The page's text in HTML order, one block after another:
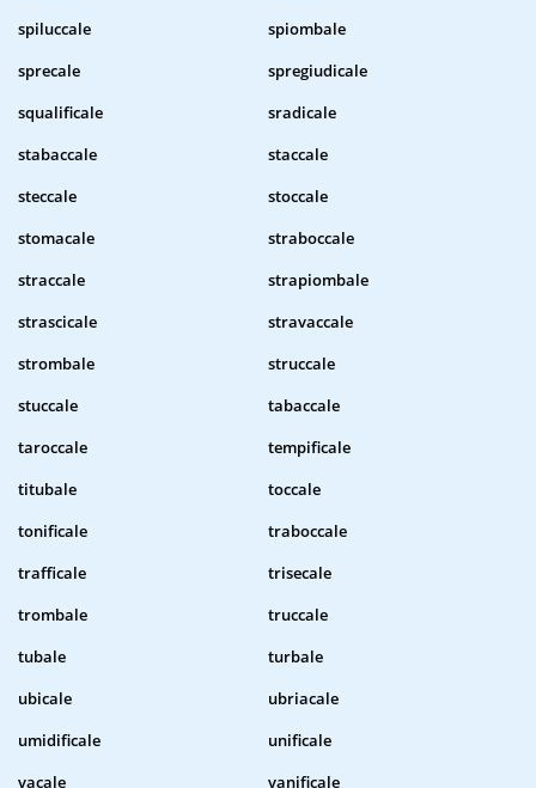
spiluccale
spiombale
sprecale
spregiudicale
squalificale
sradicale
stabaccale
staccale
steccale
stoccale
stomacale
straboccale
straccale
strapiombale
strascicale
stravaccale
strombale
struccale
stuccale
tabaccale
taroccale
tempificale
titubale
toccale
tonificale
traboccale
trafficale
trisecale
trombale
truccale
tubale
turbale
ubicale
ubriacale
umidificale
unificale
vacale
vanificale